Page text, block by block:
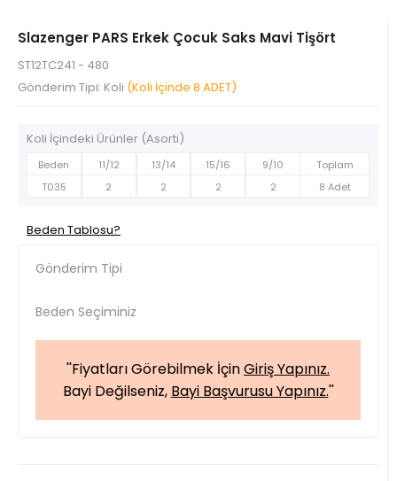
Slazenger PARS Erkek Çocuk Saks Mavi Tişört
ST12TC241 - 480
Gönderim Tipi: Koli (Koli İçinde 8 ADET)
Koli İçindeki Ürünler (Asorti)
Beden 11/12 13/14 15/16 9/10
Toplam
T035
2 2 2 2 8 Adet
Beden Tablosu?
Gönderim Tipi
Beden Seçiminiz
''Fiyatları Görebilmek İçinGiriş Yapınız.
Bayi Değilseniz, Bayi Başvurusu Yapınız.''